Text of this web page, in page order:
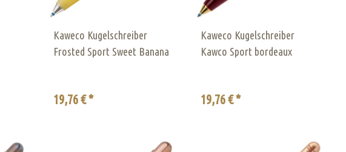
Kaweco Kugelschreiber
Frosted Sport Sweet Banana
19,76 € *
Kaweco Kugelschreiber
Kawco Sport bordeaux
19,76 € *